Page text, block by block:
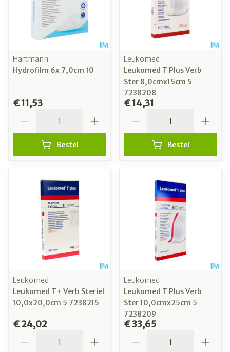
Hartmann
Hydrofilm 6x 7,0cm 10
€ 11,53
Bestel
Leukomed
Leukomed T Plus Verb
Ster 8,0cmx15cm 5
7238208
€ 14,31
Bestel
Leukomed
Leukomed T+ Verb Steriel
10,0x20,0cm 5 7238215
€ 24,02
Leukomed
Leukomed T Plus Verb
Ster 10,0cmx25cm 5
7238209
€ 33,65